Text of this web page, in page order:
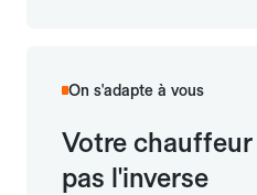
On s'adapte à vous
Votre
pas l'inverse